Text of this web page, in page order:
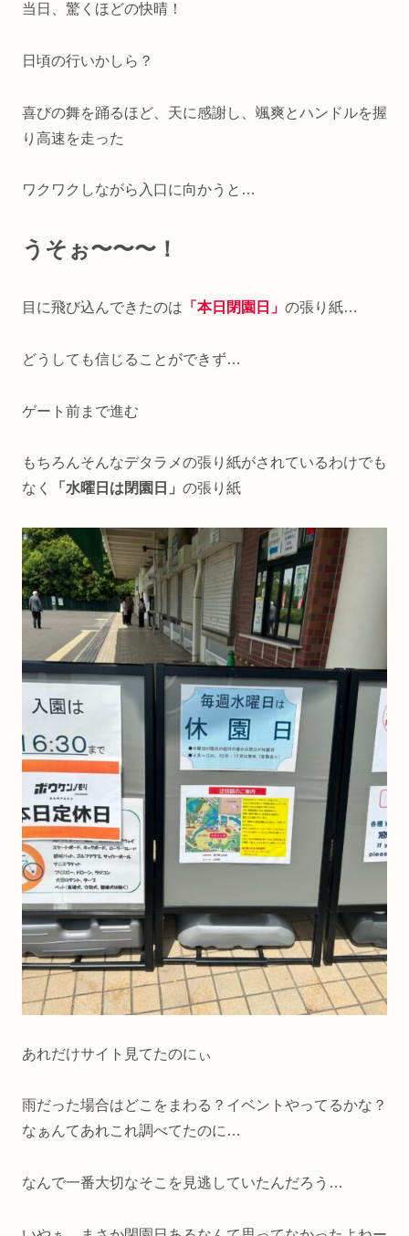
当日、驚くほどの快晴！
日頃の行いかしら？
喜びの舞を踊るほど、天に感謝し、颯爽とハンドルを握
り高速を走った
ワクワクしながら入口に向かうと…
うそぉ〜〜〜！
目に飛び込んできたのは 「本日閉園日」 の張り紙…
どうしても信じることができず…
ゲート前まで進む
もちろんそんなデタラメの張り紙がされているわけでも
なく
「水曜日は閉園日」 の張り紙
あれだけサイト見てたのにぃ
雨だった場合はどこをまわる？イベントやってるかな？
なぁんてあれこれ調べてたのに…
なんで一番大切なそこを見逃していたんだろう…